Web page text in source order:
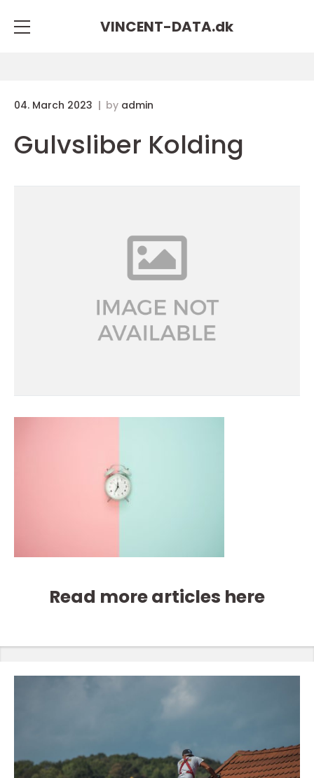
VINCENT-DATA.dk
04. March 2023 by admin
Gulvsliber Kolding
Read more articles here